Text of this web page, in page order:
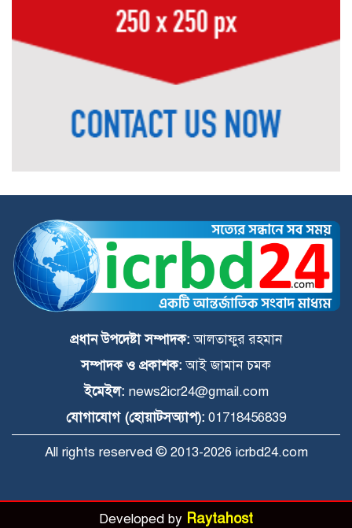
ডোমারের ক্যান্সার আক্রান্ত কমিলা ঋষির
চিকিৎসা সহায়তার আকুতি, সর্বস্ব হারিয়ে
দিশেহারা পরিবার
গঙ্গাচড়ায় ১০০ বোতল মাদকসহ আটক ২,
মামলা দায়েরের প্রস্তুতি
মেহেরপুরে ছাত্র-জনতার ওপর নির্যাতন ও
শতকোটি টাকার দুর্নীতির অভিযোগে অভিযুক্ত
প্রধান উপদেষ্টা সম্পাদক:আলতাফুর রহমান
সম্পাদক ও প্রকাশক:আই জামান চমক
ইমেইল:news2icr24@gmail.com
যোগাযোগ (হোয়াটসঅ্যাপ): 01718456839
All rights reserved © 2013-2026 icrbd24.com
Developed by Raytahost